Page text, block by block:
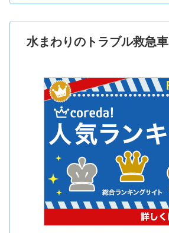
水まわりのトラブル救急車